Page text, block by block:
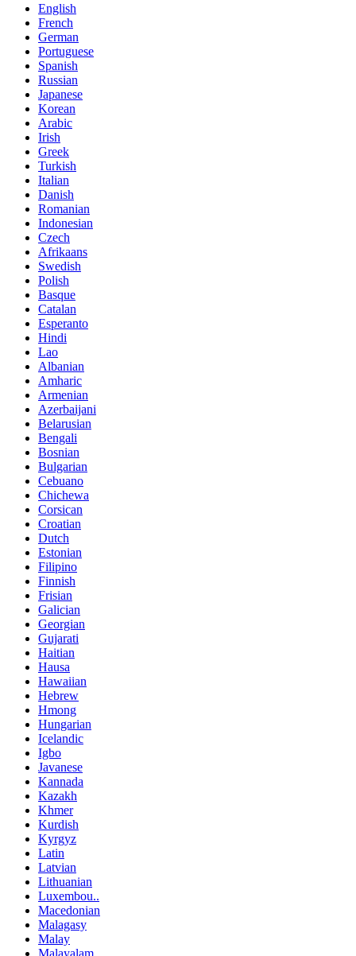
English
French
German
Portuguese
Spanish
Russian
Japanese
Korean
Arabic
Irish
Greek
Turkish
Italian
Danish
Romanian
Indonesian
Czech
Afrikaans
Swedish
Polish
Basque
Catalan
Esperanto
Hindi
Lao
Albanian
Amharic
Armenian
Azerbaijani
Belarusian
Bengali
Bosnian
Bulgarian
Cebuano
Chichewa
Corsican
Croatian
Dutch
Estonian
Filipino
Finnish
Frisian
Galician
Georgian
Gujarati
Haitian
Hausa
Hawaiian
Hebrew
Hmong
Hungarian
Icelandic
Igbo
Javanese
Kannada
Kazakh
Khmer
Kurdish
Kyrgyz
Latin
Latvian
Lithuanian
Luxembou..
Macedonian
Malagasy
Malay
Malayalam